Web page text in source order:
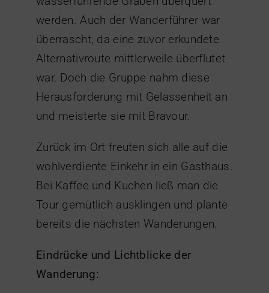
werden. Auch der Wanderführer war
überrascht, da eine zuvor erkundete
Alternativroute mittlerweile überflutet
war. Doch die Gruppe nahm diese
Herausforderung mit Gelassenheit an
und meisterte sie mit Bravour.
Zurück im Ort freuten sich alle auf die
wohlverdiente Einkehr in ein Gasthaus.
Bei Kaffee und Kuchen ließ man die
Tour gemütlich ausklingen und plante
bereits die nächsten Wanderungen.
Eindrücke und Lichtblicke der
Wanderung: